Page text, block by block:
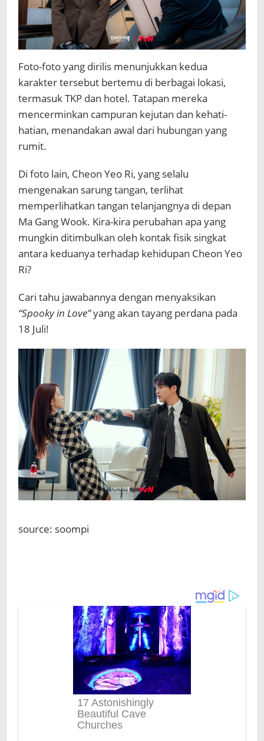
Foto-foto yang dirilis menunjukkan kedua
karakter tersebut bertemu di berbagai lokasi,
termasuk TKP dan hotel. Tatapan mereka
mencerminkan campuran kejutan dan kehati-
hatian, menandakan awal dari hubungan yang
rumit.
Di foto lain, Cheon Yeo Ri, yang selalu
mengenakan sarung tangan, terlihat
memperlihatkan tangan telanjangnya di depan
Ma Gang Wook. Kira-kira perubahan apa yang
mungkin ditimbulkan oleh kontak fisik singkat
antara keduanya terhadap kehidupan Cheon Yeo
Ri?
Cari tahu jawabannya dengan menyaksikan
“Spooky in Love”yang akan tayang perdana pada
18 Juli!
source: soompi